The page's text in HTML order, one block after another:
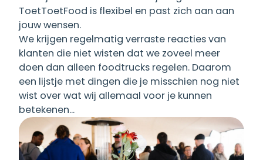
ToetToetFood is flexibel en past zich aan aan
jouw wensen.
We krijgen regelmatig verraste reacties van
klanten die niet wisten dat we zoveel meer
doen dan alleen foodtrucks regelen. Daarom
een lijstje met dingen die je misschien nog niet
wist over wat wij allemaal voor je kunnen
betekenen...